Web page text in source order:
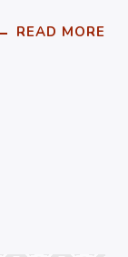
READ MORE